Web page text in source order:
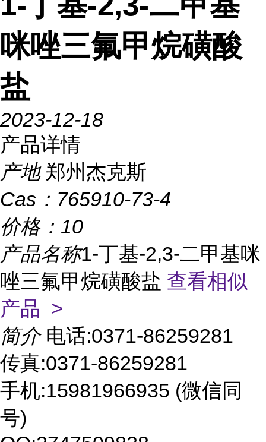
咪唑三氟甲烷磺酸
盐
2023-12-18
产品详情
产地 郑州杰克斯
Cas： 765910-73-4
价格： 10
产品名称1-丁基-2,3-二甲基咪
唑三氟甲烷磺酸盐 查看相似
产品 >
简介 电话:0371-86259281
传真:0371-86259281
手机:15981966935 (微信同
号)